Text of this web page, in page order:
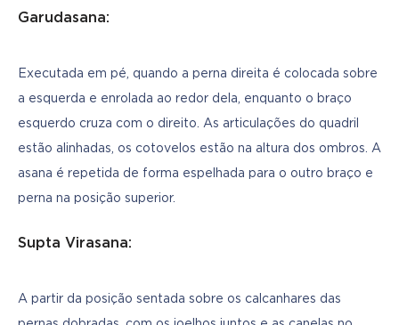
Garudasana:
Executada em pé, quando a perna direita é colocada sobre
a esquerda e enrolada ao redor dela, enquanto o braço
esquerdo cruza com o direito. As articulações do quadril
estão alinhadas, os cotovelos estão na altura dos ombros. A
asana é repetida de forma espelhada para o outro braço e
perna na posição superior.
Supta Virasana:
A partir da posição sentada sobre os calcanhares das